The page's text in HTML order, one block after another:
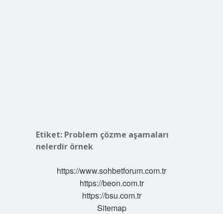
Etiket: Problem çözme aşamaları
nelerdir örnek
https://www.sohbetforum.com.tr
https://beon.com.tr
https://bsu.com.tr
Sitemap